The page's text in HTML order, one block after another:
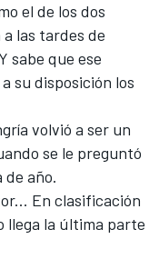
el de los dos
las tardes de
sabe que ese
su disposición los
volvió a ser un
se le preguntó
de año.
En clasificación
llega la última parte